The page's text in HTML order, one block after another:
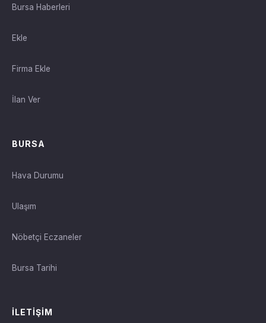
Bursa Haberleri
Ekle
Firma Ekle
İlan Ver
BURSA
Hava Durumu
Ulaşım
Nöbetçi Eczaneler
Bursa Tarihi
İLETIŞIM